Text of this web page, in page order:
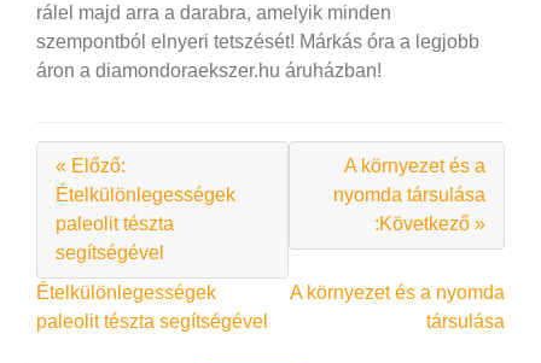
rálel majd arra a darabra, amelyik minden
szempontból elnyeri tetszését! Márkás óra a legjobb
áron a diamondoraekszer.hu áruházban!
« Előző:
Ételkülönlegességek
paleolit tészta
segítségével
A környezet és a
nyomda társulása
:Következő »
Bejegyzés
navigáció
Ételkülönlegességek
paleolit tészta segítségével
A környezet és a nyomda
társulása